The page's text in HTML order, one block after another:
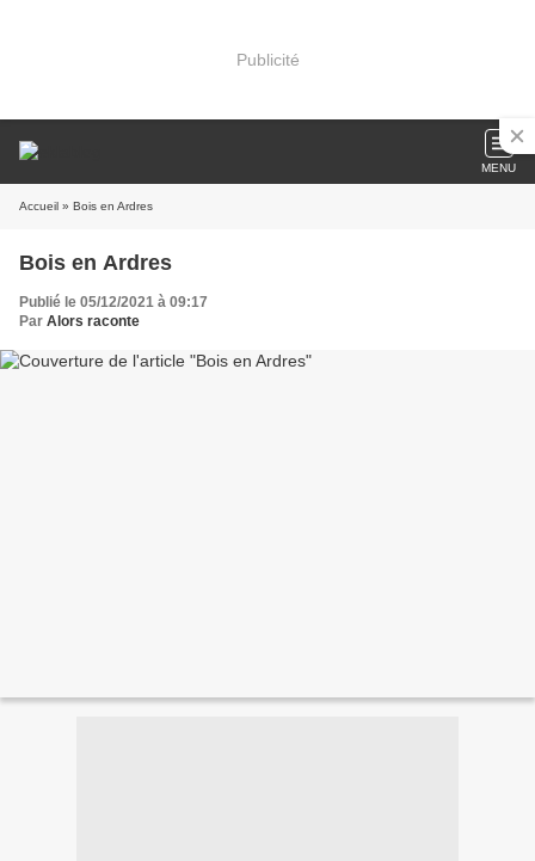
Publicité
MENU
Accueil » Bois en Ardres
Bois en Ardres
Publié le 05/12/2021 à 09:17
Par Alors raconte